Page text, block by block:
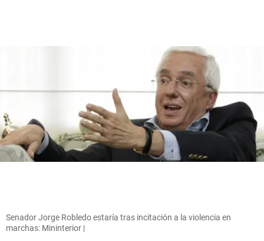
Senador Jorge Robledo estaría tras incitación a la violencia en
marchas: Mininterior |